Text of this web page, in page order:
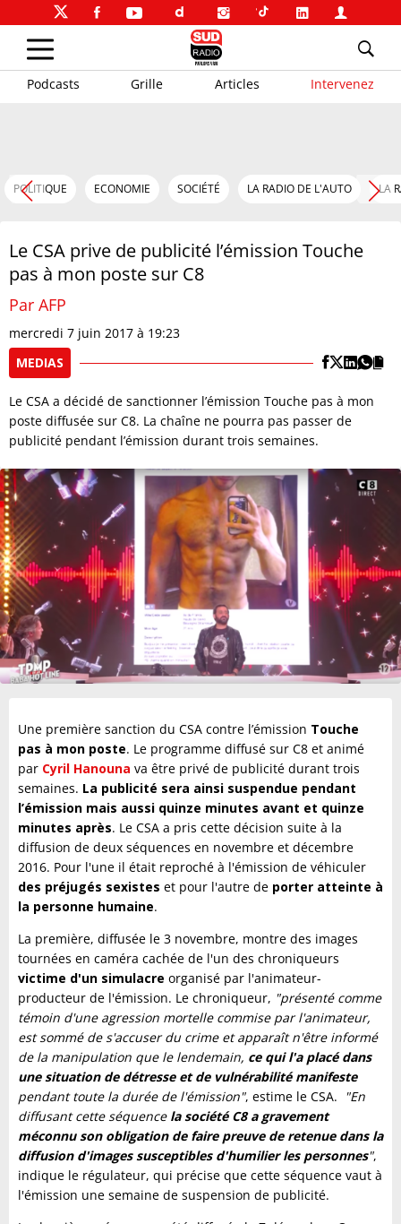
Podcasts Grille Articles Intervenez
POLITIQUE ECONOMIE SOCIÉTÉ LA RADIO DE L'AUTO LA
Le CSA prive de publicité l’émission Touche
pas à mon poste sur C8
Par AFP
mercredi 7 juin 2017 à 19:23
MEDIAS
Le CSA a décidé de sanctionner l’émission Touche pas à mon
poste diffusée sur C8. La chaîne ne pourra pas passer de
publicité pendant l’émission durant trois semaines.
Une première sanction du CSA contre l’émission Touche
pas à mon poste. Le programme diffusé sur C8 et animé
par Cyril Hanouna va être privé de publicité durant trois
semaines. La publicité sera ainsi suspendue pendant
l’émission mais aussi quinze minutes avant et quinze
minutes après. Le CSA a pris cette décision suite à la
diffusion de deux séquences en novembre et décembre
2016. Pour l'une il était reproché à l'émission de véhiculer
des préjugés sexistes et pour l'autre de porter atteinte à
la personne humaine.
La première, diffusée le 3 novembre, montre des images
tournées en caméra cachée de l'un des chroniqueurs
victime d'un simulacre organisé par l'animateur-
producteur de l'émission. Le chroniqueur, "présenté comme
témoin d'une agression mortelle commise par l'animateur,
est sommé de s'accuser du crime et apparaît n'être informé
de la manipulation que le lendemain, ce qui l'a placé dans
une situation de détresse et de vulnérabilité manifeste
pendant toute la durée de l'émission", estime le CSA. "En
diffusant cette séquence la société C8 a gravement
méconnu son obligation de faire preuve de retenue dans la
diffusion d'images susceptibles d'humilier les personnes",
indique le régulateur, qui précise que cette séquence vaut à
l'émission une semaine de suspension de publicité.